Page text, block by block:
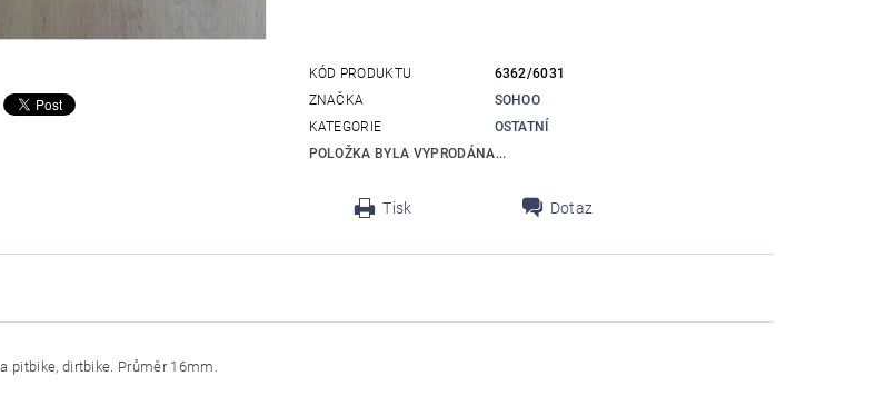
KÓD PRODUKTU
6362/6031
ZNAČKA
SOHOO
KATEGORIE
OSTATNÍ
POLOŽKA BYLA VYPRODÁNA...
Tisk Dotaz
pitbike, dirtbike. Průměr 16mm.